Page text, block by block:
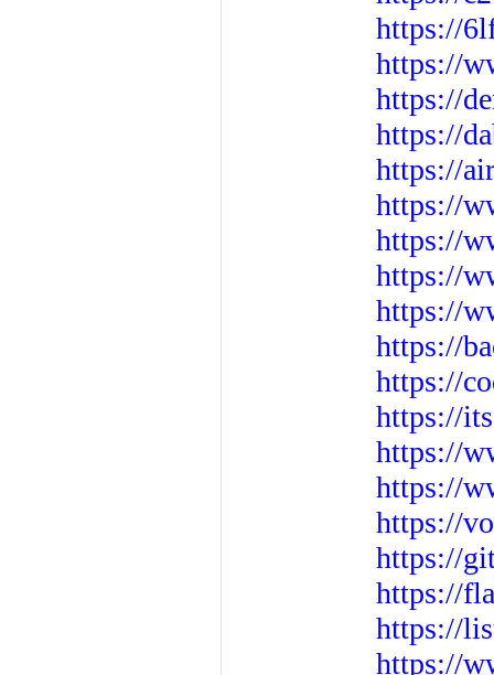
https://
https://
https://
https://
https://
https://
https://
https://
https://
https://
https://
https://
https://
https://
https://
https://
https://
https://
https://